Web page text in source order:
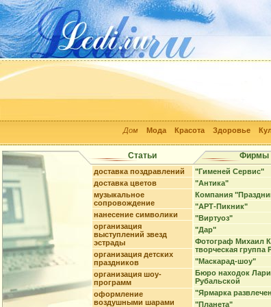
Дом Мода Красота Здоровье
Статьи Фирмы
доставка поздравлений
доставка цветов
музыкальное
сопровождение
нанесение символики
организация
выступлений звезд
эстрады
организация детских
праздников
организация шоу-
программ
оформление
воздушными шарами
"Гименей Сервис"
"Антика"
Компания
"АРТ-Пикник"
"Виртуоз"
"Дар"
Фотограф Михаил
творческая группа
"Маскарад-шоу"
Бюро находок
Рубальской
"Ярмарка
"Планета"